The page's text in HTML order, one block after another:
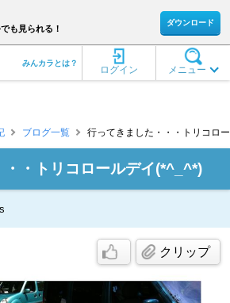
も見られる！
ダウンロード
メニュー
ログイン
みんカラとは？
ブログ一覧 行ってきました・・・トリコロ
・・トリコロールデイ(*^_^*)
クリップ